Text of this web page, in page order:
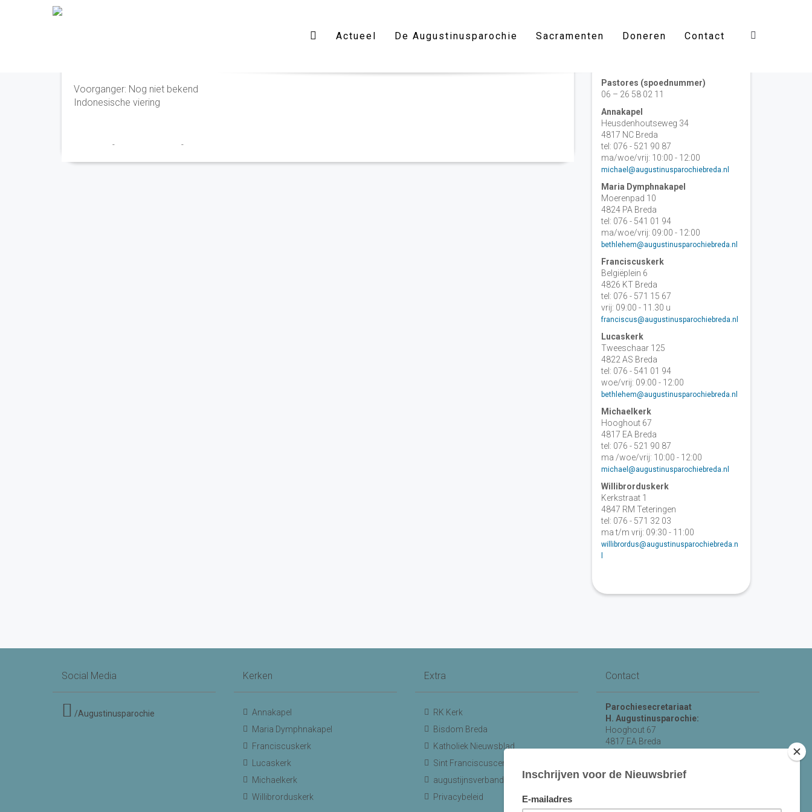
Actueel De Augustinusparochie Sacramenten Doneren Contact
Voorganger: Nog niet bekend
Indonesische viering
- -
Pastores (spoednummer)
06 – 26 58 02 11
Annakapel
Heusdenhoutseweg 34
4817 NC Breda
tel: 076 - 521 90 87
ma/woe/vrij: 10:00 - 12:00
michael@augustinusparochiebreda.nl
Maria Dymphnakapel
Moerenpad 10
4824 PA Breda
tel: 076 - 541 01 94
ma/woe/vrij: 09:00 - 12:00
bethlehem@augustinusparochiebreda.nl
Franciscuskerk
Belgiëplein 6
4826 KT Breda
tel: 076 - 571 15 67
vrij: 09:00 - 11.30 u
franciscus@augustinusparochiebreda.nl
Lucaskerk
Tweeschaar 125
4822 AS Breda
tel: 076 - 541 01 94
woe/vrij: 09:00 - 12:00
bethlehem@augustinusparochiebreda.nl
Michaelkerk
Hooghout 67
4817 EA Breda
tel: 076 - 521 90 87
ma /woe/vrij: 10:00 - 12:00
michael@augustinusparochiebreda.nl
Willibrorduskerk
Kerkstraat 1
4847 RM Teteringen
tel: 076 - 571 32 03
ma t/m vrij: 09:30 - 11:00
willibrordus@augustinusparochiebreda.n
Social Media
/Augustinusparochie
Kerken
Annakapel
Maria Dymphnakapel
Franciscuskerk
Lucaskerk
Michaelkerk
Willibrorduskerk
Extra
RK Kerk
Bisdom Breda
Katholiek Nieuwsblad
Sint Franciscuscentrum
augustijnsverband.nl
Privacybeleid
Contact
Parochiesecretariaat
H. Augustinusparochie:
Hooghout 67
4817 EA Breda
Bereikbaar op ma-woe-vrijdag van